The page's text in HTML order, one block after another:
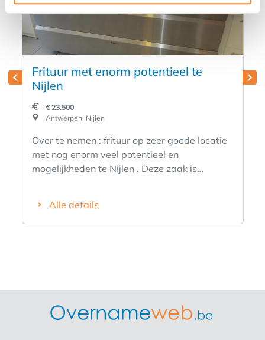
Frituur met enorm potentieel te
Nijlen
€ 23.500
Antwerpen, Nijlen
Over te nemen : frituur op zeer goede locatie
met nog enorm veel potentieel en
mogelijkheden te Nijlen . Deze zaak is
kerk , scholen , winkels en verschillende
horecazaken . Zij bestaat al ruime tijd maar is
Zij beschikt over een verbruikzaal met een 12
Alle details